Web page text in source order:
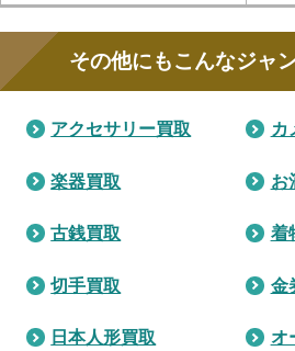
その他にもこんなジャ
アクセサリー買取 カ
楽器買取 お
古銭買取 着
切手買取 金
日本人形買取 オ